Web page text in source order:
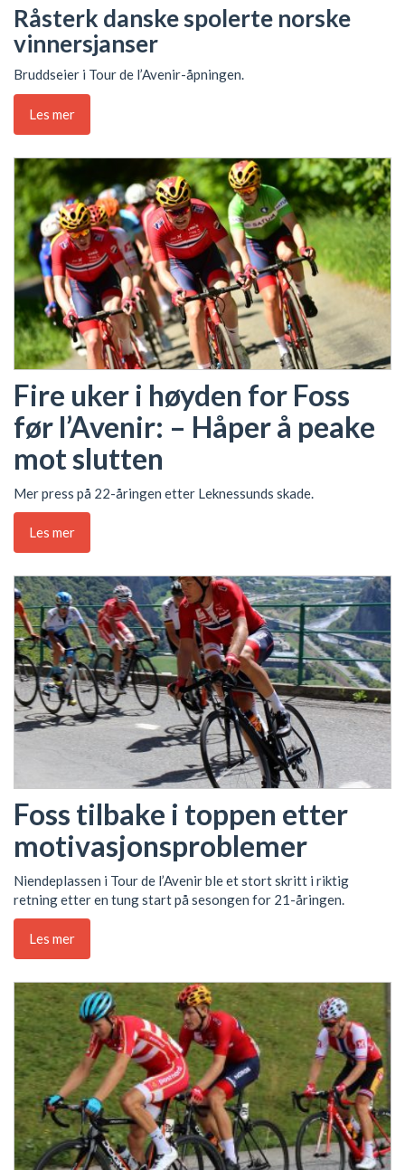
Råsterk danske spolerte norske
vinnersjanser
Bruddseier i Tour de l’Avenir-åpningen.
Les mer
Fire uker i høyden for Foss
før l’Avenir: – Håper å peake
mot slutten
Mer press på 22-åringen etter Leknessunds skade.
Les mer
Foss tilbake i toppen etter
motivasjonsproblemer
Niendeplassen i Tour de l’Avenir ble et stort skritt i riktig
retning etter en tung start på sesongen for 21-åringen.
Les mer